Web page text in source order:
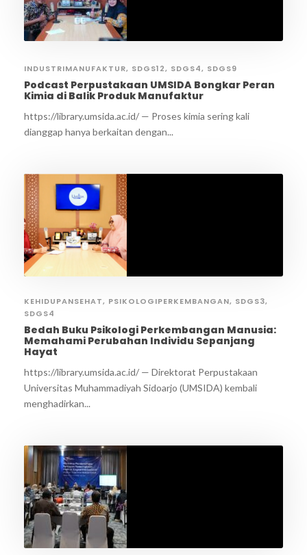
INDUSTRIMANUFAKTUR, SDGS12, SDGS4, SDGS9
Podcast Perpustakaan UMSIDA Bongkar Peran
Kimia di Balik Produk Manufaktur
https://library.umsida.ac.id/ — Proses kimia sering kali
dianggap hanya berkaitan dengan...
KEHIDUPANSEHAT, PSIKOLOGIPERKEMBANGAN, SDGS3,
SDGS4
Bedah Buku Psikologi Perkembangan Manusia:
Memahami Perubahan Individu Sepanjang
Hayat
https://library.umsida.ac.id/ — Direktorat Perpustakaan
Universitas Muhammadiyah Sidoarjo (UMSIDA) kembali
menghadirkan...